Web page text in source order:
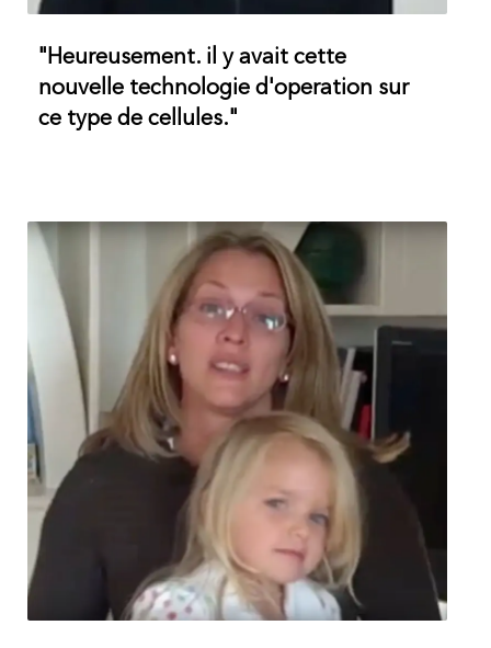
"Heureusement. il y avait cette
nouvelle technologie d'operation sur
ce type de cellules."